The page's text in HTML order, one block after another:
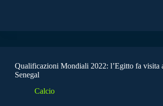
Qualificazioni Mondiali 2022: l’Egitto fa visita
Senegal
Calcio